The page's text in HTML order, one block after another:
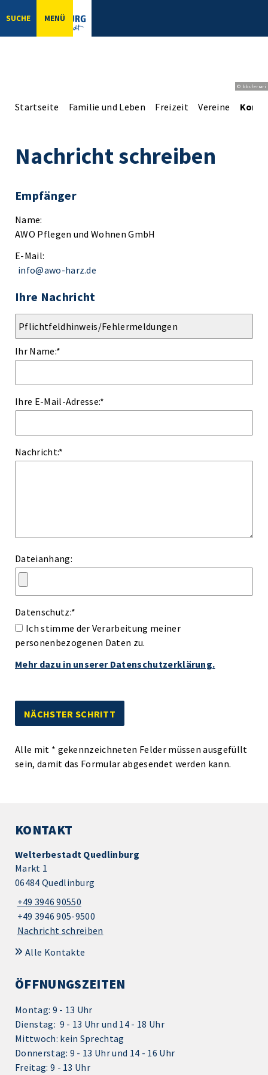
SUCHE MENÜ
© bbsferrari
Startseite Familie und Leben Freizeit Vereine
Nachricht schreiben
Empfänger
Name:
AWO Pflegen und Wohnen GmbH
E-Mail:
info@awo-harz.de
Ihre Nachricht
Ihr Name:*
Ihre E-Mail-Adresse:*
Nachricht:*
Dateianhang:
Datenschutz:*
Ich stimme der Verarbeitung meiner
personenbezogenen Daten zu.
Mehr dazu in unserer Datenschutzerklärung.
Alle mit * gekennzeichneten Felder müssen ausgefüllt
sein, damit das Formular abgesendet werden kann.
KONTAKT
Welterbestadt Quedlinburg
Markt 1
06484 Quedlinburg
+49 3946 90550
+49 3946 905-9500
Nachricht schreiben
Alle Kontakte
ÖFFNUNGSZEITEN
Montag: 9 - 13 Uhr
Dienstag: 9 - 13 Uhr und 14 - 18 Uhr
Mittwoch: kein Sprechtag
Donnerstag: 9 - 13 Uhr und 14 - 16 Uhr
Freitag: 9 - 13 Uhr